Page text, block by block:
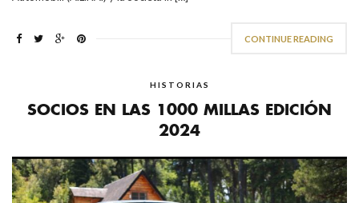
CONTINUE READING
HISTORIAS
SOCIOS EN LAS 1000 MILLAS EDICIÓN
2024